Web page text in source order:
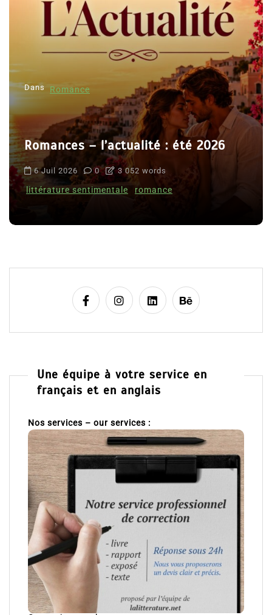
Dans Romance
Romances – l’actualité : été 2026
6 Juil 2026 0 3 052 words
littérature sentimentale romance
Une équipe à votre service en
français et en anglais
Nos services – our services :